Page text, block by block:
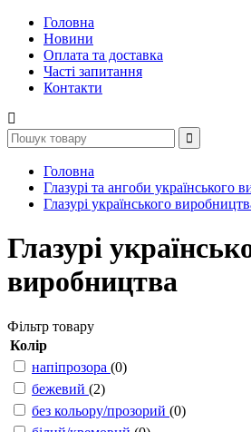
Головна
Новини
Оплата та доставка
Часті запитання
Контакти
Головна
Глазурі та ангоби українського
Глазурі українського
Глазурі
виробництва
Фільтр товару
Колір
напіпрозора (0)
бежевий (2)
без кольору/прозорий (0)